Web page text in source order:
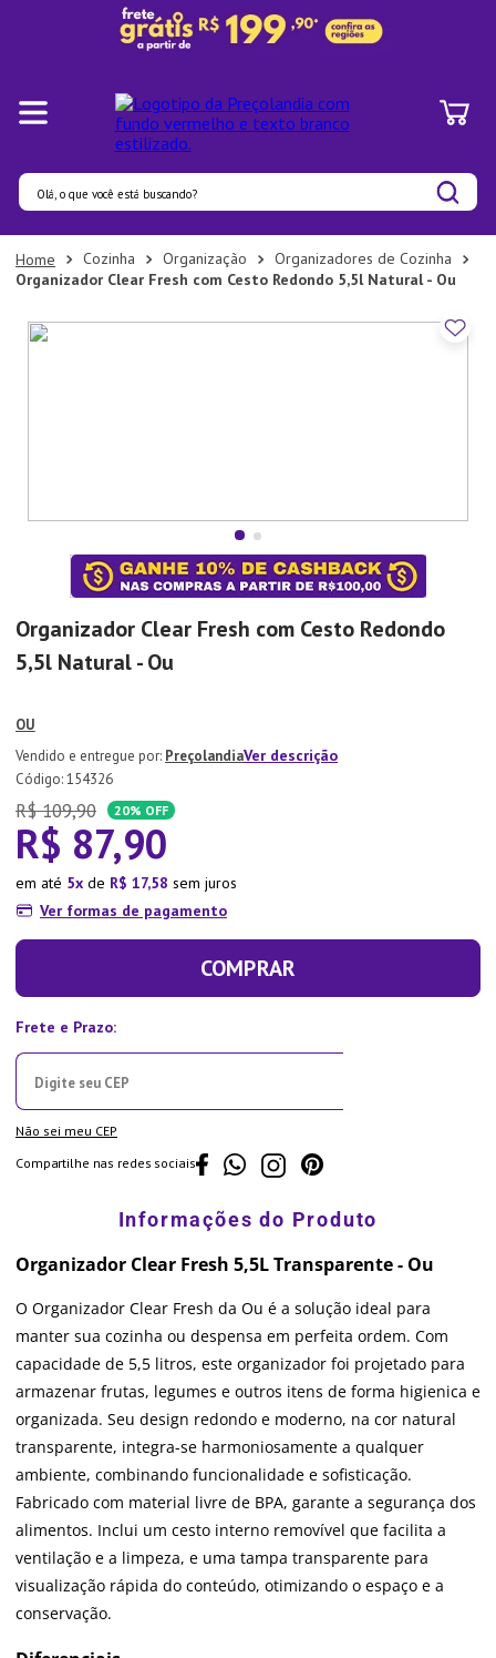
Olá, o que você está buscando?
Cozinha Organização
Organizadores de Cozinha
Organizador Clear Fresh com Cesto Redondo 5,5l Natural - Ou
Organizador Clear Fresh com Cesto Redondo
5,5l Natural - Ou
OU
PreçolandiaVer descrição
:154326
R$ 109,90 20% OFF
R$ 87,90
em até 5 de R$ 17,58 sem juros
Ver formas de pagamento
COMPRAR
Não sei meu CEP
Compartilhe nas redes sociais
Organizador Clear Fresh 5,5L Transparente - Ou
O Organizador Clear Fresh da Ou é a solução ideal para
manter sua cozinha ou despensa em perfeita ordem. Com
capacidade de 5,5 litros, este organizador foi projetado para
armazenar frutas, legumes e outros itens de forma higienica e
organizada. Seu design redondo e moderno, na cor natural
transparente, integra-se harmoniosamente a qualquer
ambiente, combinando funcionalidade e sofisticação.
Fabricado com material livre de BPA, garante a segurança dos
alimentos. Inclui um cesto interno removível que facilita a
ventilação e a limpeza, e uma tampa transparente para
visualização rápida do conteúdo, otimizando o espaço e a
conservação.
Termos mais buscados
1º
Pratos
2º
Panelas
7º
Xicara
Tapete
Aparelho Jantar
10º Lixeira